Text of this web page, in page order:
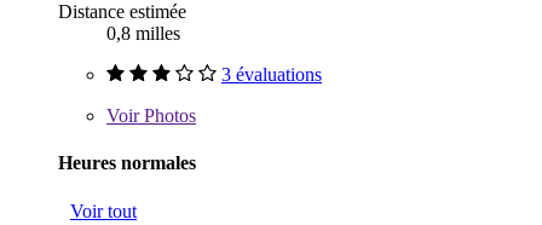
Distance estimée
0,8 milles
3 évaluations
VoirPhotos
Heures normales
Voir tout